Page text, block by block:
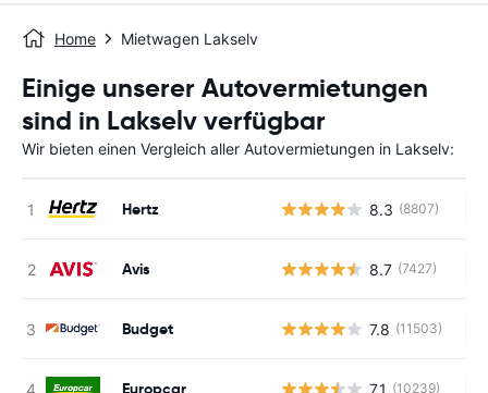
Home Mietwagen Lakselv
Einige unserer Autovermietungen
sind in Lakselv verfügbar
Wir bieten einen Vergleich aller Autovermietungen in Lakselv:
Hertz 8.3 (8807)
Avis 8.7 (7427)
Budget 7.8 (11503)
Europcar 7.1 (10239)